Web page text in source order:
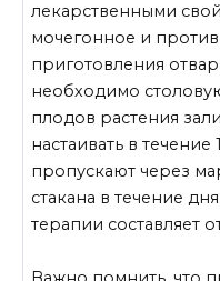
лекарственными
мочегонное и
приготовления
необходимо
плодов растения
настаивать в течение
пропускают через
стакана в течение
терапии составляет